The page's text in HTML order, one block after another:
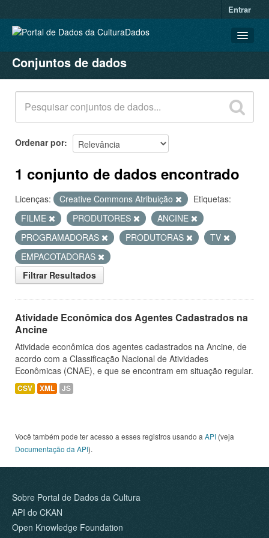
Entrar
CONJUNTOS DE DADOS
ORGANIZAÇÕES
GRUPOS
SOBRE
Conjuntos de dados
Ordenar por
1 conjunto de dados encontrado
Licenças: Creative Commons Atribuição
Etiquetas:
FILME
PRODUTORES
ANCINE
PROGRAMADORAS
PRODUTORAS
TV
EMPACOTADORAS
Filtrar Resultados
Atividade Econômica dos Agentes Cadastrados na
Ancine
Atividade econômica dos agentes cadastrados na Ancine, de
acordo com a Classificação Nacional de Atividades
Econômicas (CNAE), e que se encontram em situação regular.
CSV XML JS
Você também pode ter acesso a esses registros usando a API (veja
Documentação da API).
Sobre Portal de Dados da Cultura
API do CKAN
Open Knowledge Foundation